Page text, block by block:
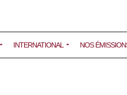
INTERNATIONAL NOS